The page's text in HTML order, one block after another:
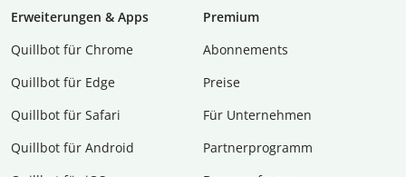
Erweiterungen & Apps
Quillbot für Chrome
Quillbot für Edge
Quillbot für Safari
Quillbot für Android
Premium
Abon­ne­ments
Preise
Für Unternehmen
Partnerprogramm